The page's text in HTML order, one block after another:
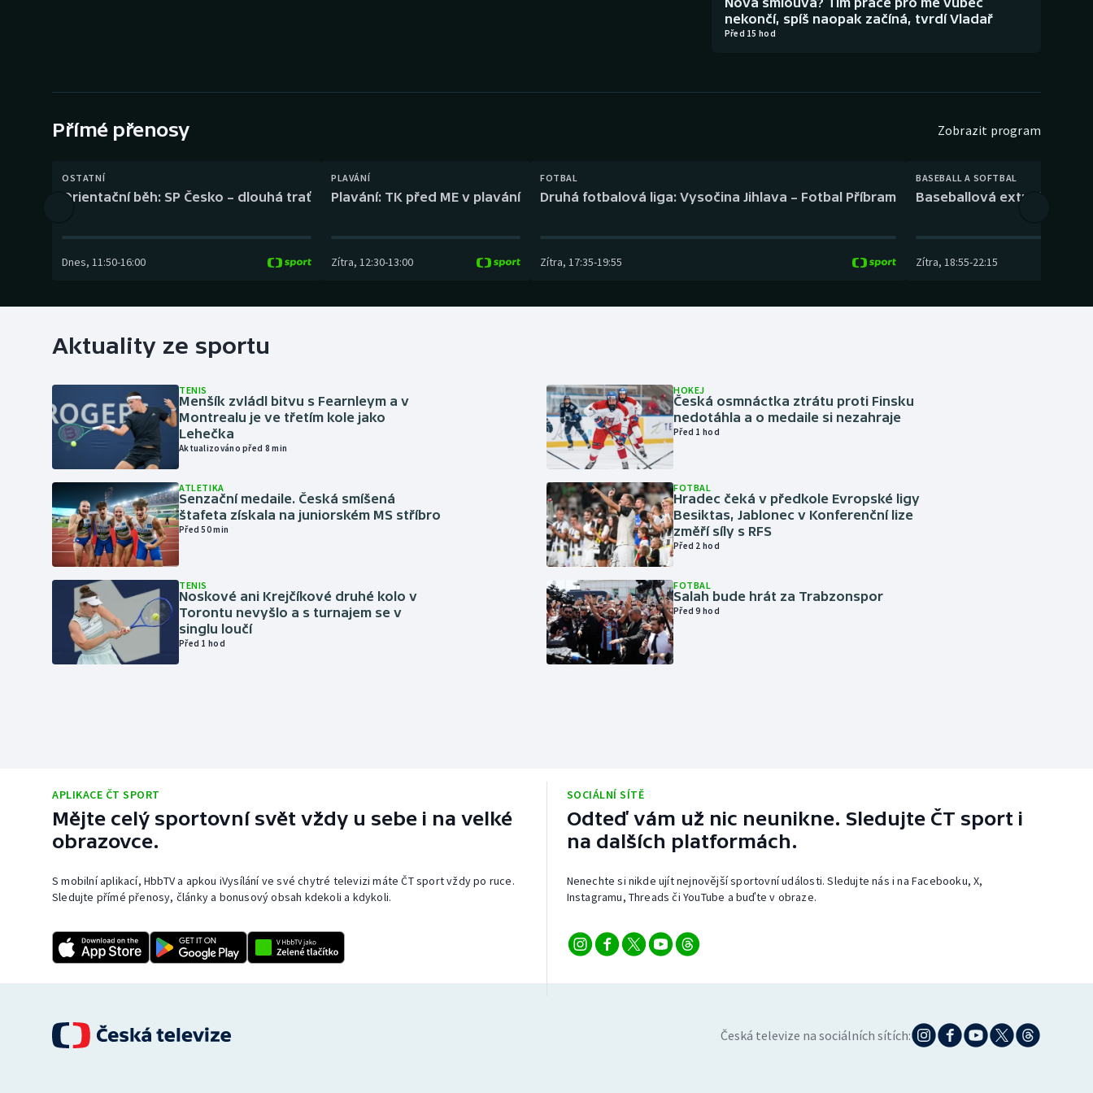
Gymnastika Plážový volejbal
nekončí, spíš naopak začíná, tvrdí Vladař
Před 15 hod
Přímé přenosy Zobrazit program
OSTATNÍ
Orientační běh: SP Česko – dlouhá trať
Dnes, 11:50-16:00
PLAVÁNÍ
Plavání: TK před ME v plavání
Zítra, 12:30-13:00
FOTBAL
Druhá fotbalová liga: Vysočina Jihlava – Fotbal Příbram
Zítra, 17:35-19:55
BASEBALL A SOFTBAL
Baseballová extraliga:
Zítra, 18:55-22:15
Aktuality ze sportu
TENIS
Menšík zvládl bitvu s Fearnleym a v
Montrealu je ve třetím kole jako
Lehečka
Aktualizováno před 8 min
ATLETIKA
Senzační medaile. Česká smíšená
štafeta získala na juniorském MS stříbro
Před 50 min
TENIS
Noskové ani Krejčíkové druhé kolo v
Torontu nevyšlo a s turnajem se v
singlu loučí
Před 1 hod
HOKEJ
Česká osmnáctka ztrátu proti Finsku
nedotáhla a o medaile si nezahraje
Před 1 hod
FOTBAL
Hradec čeká v předkole Evropské ligy
Besiktas, Jablonec v Konferenční lize
změří síly s RFS
Před 2 hod
FOTBAL
Salah bude hrát za Trabzonspor
Před 9 hod
APLIKACE ČT SPORT
Mějte celý sportovní svět vždy u sebe i na velké
obrazovce.
S mobilní aplikací, HbbTV a apkou iVysílání ve své chytré televizi máte ČT sport vždy po ruce.
Sledujte přímé přenosy, články a bonusový obsah kdekoli a kdykoli.
SOCIÁLNÍ SÍTĚ
Odteď vám už nic neunikne. Sledujte ČT sport i
na dalších platformách.
Nenechte si nikde ujít nejnovější sportovní události. Sledujte nás i na Facebooku, X,
Instagramu, Threads či YouTube a buďte v obraze.
Česká televize na sociálních sítích: